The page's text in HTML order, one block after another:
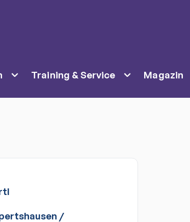
Training & Service Magazin
/